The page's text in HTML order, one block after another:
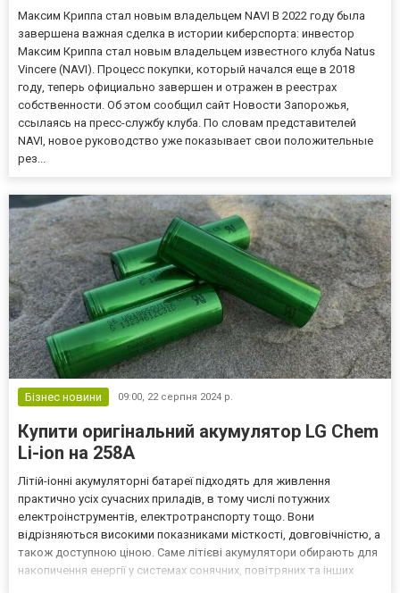
Максим Криппа стал новым владельцем NAVI В 2022 году была
завершена важная сделка в истории киберспорта: инвестор
Максим Криппа стал новым владельцем известного клуба Natus
Vincere (NAVI). Процесс покупки, который начался еще в 2018
году, теперь официально завершен и отражен в реестрах
собственности. Об этом сообщил сайт Новости Запорожья,
ссылаясь на пресс-службу клуба. По словам представителей
NAVI, новое руководство уже показывает свои положительные
рез...
Бізнес новини 09:00, 22 серпня 2024 р.
Купити оригінальний акумулятор LG Chem
Li-ion на 258A
Літій-іонні акумуляторні батареї підходять для живлення
практично усіх сучасних приладів, в тому числі потужних
електроінструментів, електротранспорту тощо. Вони
відрізняються високими показниками місткості, довговічністю, а
також доступною ціною. Саме літієві акумулятори обирають для
накопичення енергії у системах сонячних, повітряних та інших